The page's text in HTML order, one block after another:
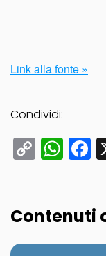
Link alla fonte »
Condividi:
Copy
Contenuti